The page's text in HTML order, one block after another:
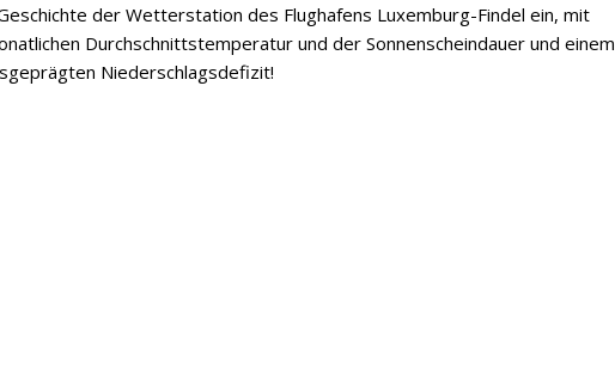
der Wetterstation des Flughafens Luxemburg-Findel ein, mit
Durchschnittstemperatur und der Sonnenscheindauer und einem
Niederschlagsdefizit!